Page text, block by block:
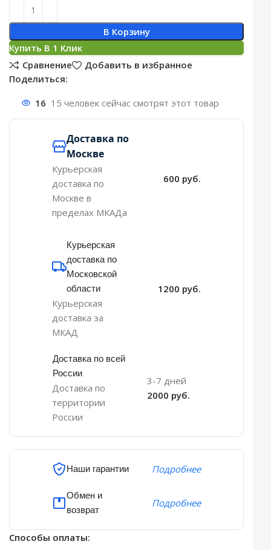
В Корзину
Купить В 1 Клик
Сравнение
Добавить в избранное
Поделиться:
16 15 человек сейчас смотрят этот товар
Доставка по
Москве
Курьерская
доставка по
Москве в
пределах МКАДа
600 руб.
Курьерская
доставка по
Московской
области
Курьерская
доставка за
МКАД
1200 руб.
Доставка по всей
России
Доставка по
территории
России
3-7 дней
2000 руб.
Наши гарантии Подробнее
Обмен и
возврат
Подробнее
Способы оплаты: